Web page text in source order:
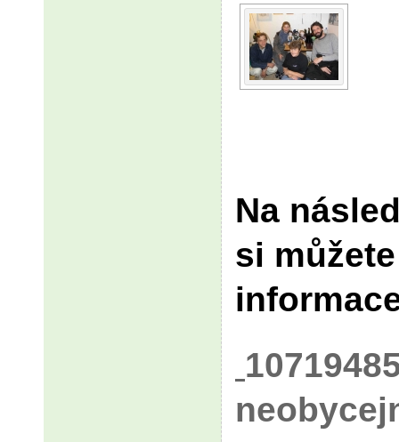
Na
si